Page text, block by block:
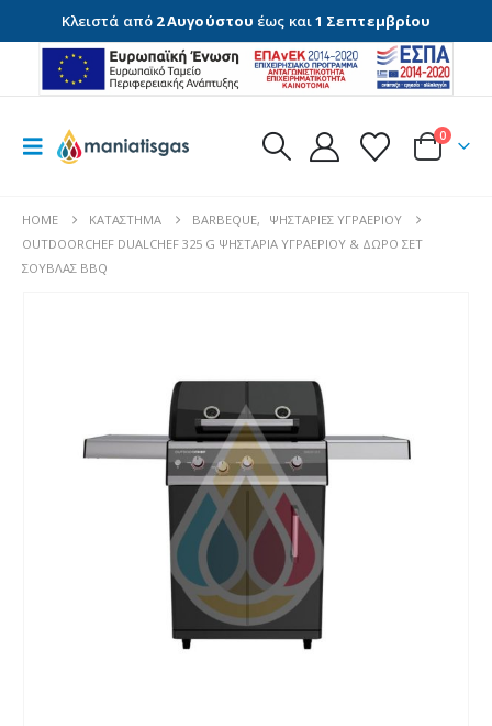
Κλειστά από 2 Αυγούστου έως και1 Σεπτεμβρίου
0
HOME ΚΑΤΆΣΤΗΜΑ BARBEQUE,
ΨΗΣΤΑΡΙΈΣ ΥΓΡΑΕΡΊΟΥ
OUTDOORCHEF DUALCHEF 325 G ΨΗΣΤΑΡΙΆ ΥΓΡΑΕΡΊΟΥ & ΔΏΡΟ ΣΈΤ
ΣΟΎΒΛΑΣ BBQ